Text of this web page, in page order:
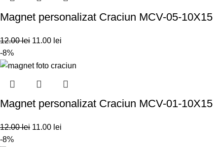
Magnet personalizat Craciun MCV-05-10X15
12.00lei 11.00 lei
-8%
Magnet personalizat Craciun MCV-01-10X15
12.00lei 11.00 lei
-8%